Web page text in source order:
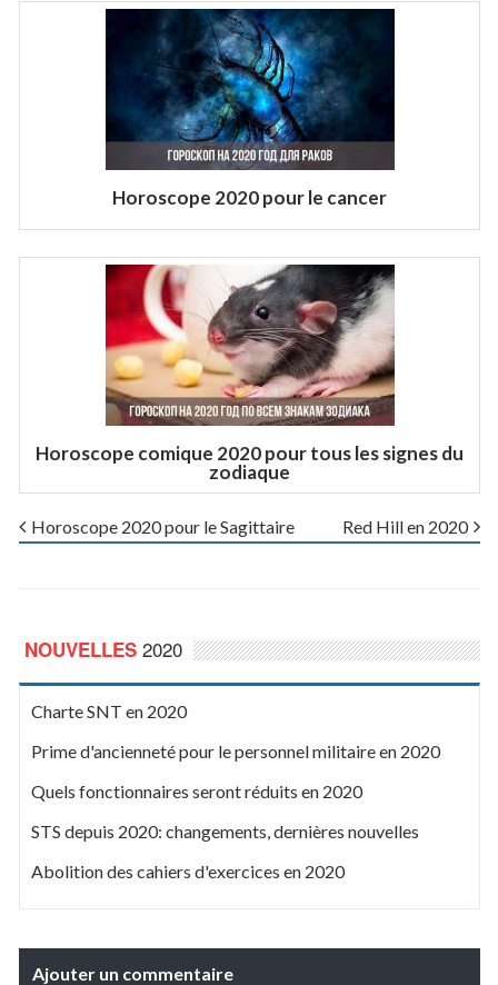
Horoscope 2020 pour le cancer
Horoscope comique 2020 pour tous les signes du
zodiaque
Horoscope 2020 pour le Sagittaire Red Hill en 2020
NOUVELLES2020
Charte SNT en 2020
Prime d'ancienneté pour le personnel militaire en 2020
Quels fonctionnaires seront réduits en 2020
STS depuis 2020: changements, dernières nouvelles
Abolition des cahiers d'exercices en 2020
Ajouter un commentaire